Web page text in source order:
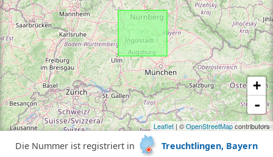
+
-
Leaflet | ©OpenStreetMapcontributors
Die Nummer ist registriert in Treuchtlingen, Bayern